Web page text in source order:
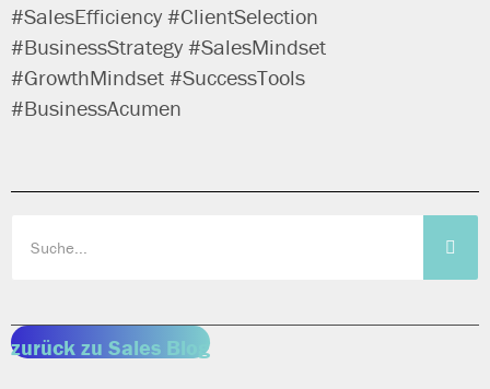
#SalesEfficiency #ClientSelection
#BusinessStrategy #SalesMindset
#GrowthMindset #SuccessTools
#BusinessAcumen
zurück zu Sales Blog